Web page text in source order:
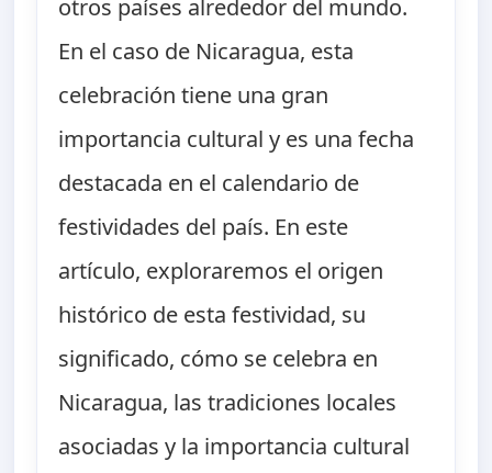
otros países alrededor del mundo.
En el caso de Nicaragua, esta
celebración tiene una gran
importancia cultural y es una fecha
destacada en el calendario de
festividades del país. En este
artículo, exploraremos el origen
histórico de esta festividad, su
significado, cómo se celebra en
Nicaragua, las tradiciones locales
asociadas y la importancia cultural